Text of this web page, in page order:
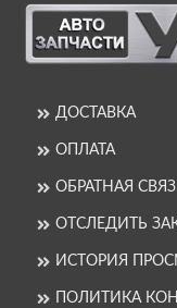
ДОСТАВКА
ОПЛАТА
ОБРАТНАЯ
ОТСЛЕДИТЬ
ИСТОРИЯ
ПОЛИТИКА